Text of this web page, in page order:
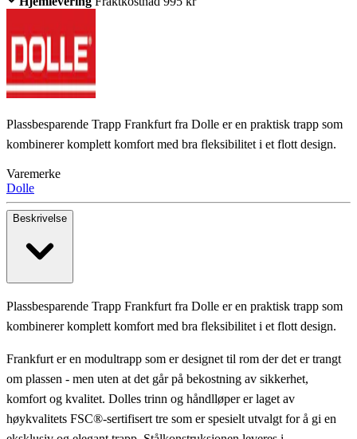
Plassbesparende Trapp Frankfurt fra Dolle er en praktisk trapp som
kombinerer komplett komfort med bra fleksibilitet i et flott design.
Varemerke
Dolle
Beskrivelse
Plassbesparende Trapp Frankfurt fra Dolle er en praktisk trapp som
kombinerer komplett komfort med bra fleksibilitet i et flott design.
Frankfurt er en modultrapp som er designet til rom der det er trangt
om plassen - men uten at det går på bekostning av sikkerhet,
komfort og kvalitet. Dolles trinn og håndlløper er laget av
høykvalitets FSC®-sertifisert tre som er spesielt utvalgt for å gi en